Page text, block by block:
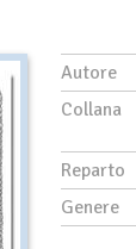
Autore
Collana
Reparto
Genere